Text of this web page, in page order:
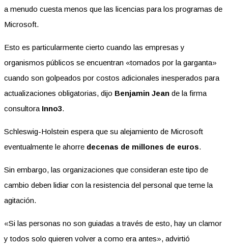
a menudo cuesta menos que las licencias para los programas de
Microsoft.
Esto es particularmente cierto cuando las empresas y
organismos públicos se encuentran «tomados por la garganta»
cuando son golpeados por costos adicionales inesperados para
actualizaciones obligatorias, dijo Benjamin Jean de la firma
consultora Inno3.
Schleswig-Holstein espera que su alejamiento de Microsoft
eventualmente le ahorre decenas de millones de euros.
Sin embargo, las organizaciones que consideran este tipo de
cambio deben lidiar con la resistencia del personal que teme la
agitación.
«Si las personas no son guiadas a través de esto, hay un clamor
y todos solo quieren volver a como era antes», advirtió